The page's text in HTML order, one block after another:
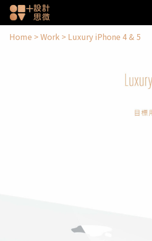
Home >Work > Luxury iPhone 4 & 5